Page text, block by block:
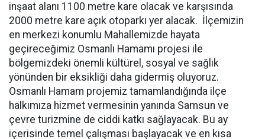
inşaat alanı 1100 metre kare olacak ve karşısında
2000 metre kare açık otoparkı yer alacak. İlçemizin
en merkezi konumlu Mahallemizde hayata
geçireceğimiz Osmanlı Hamamı projesi ile
bölgemizdeki önemli kültürel, sosyal ve sağlık
yönünden bir eksikliği daha gidermiş oluyoruz.
Osmanlı Hamam projemiz tamamlandığında ilçe
halkımıza hizmet vermesinin yanında Samsun ve
çevre turizmine de ciddi katkı sağlayacak. Bu ay
içerisinde temel çalışması başlayacak ve en kısa